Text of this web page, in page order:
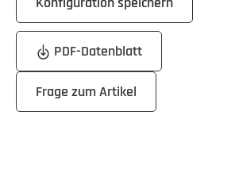
PDF-Datenblatt
Frage zum Artikel